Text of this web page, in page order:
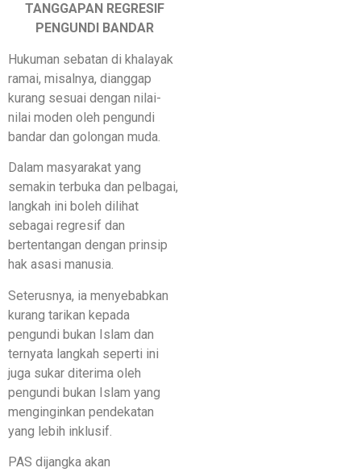
TANGGAPAN REGRESIF
PENGUNDI BANDAR
Hukuman sebatan di khalayak
ramai, misalnya, dianggap
kurang sesuai dengan nilai-
nilai moden oleh pengundi
bandar dan golongan muda.
Dalam masyarakat yang
semakin terbuka dan pelbagai,
langkah ini boleh dilihat
sebagai regresif dan
bertentangan dengan prinsip
hak asasi manusia.
Seterusnya, ia menyebabkan
kurang tarikan kepada
pengundi bukan Islam dan
ternyata langkah seperti ini
juga sukar diterima oleh
pengundi bukan Islam yang
menginginkan pendekatan
yang lebih inklusif.
PAS dijangka akan